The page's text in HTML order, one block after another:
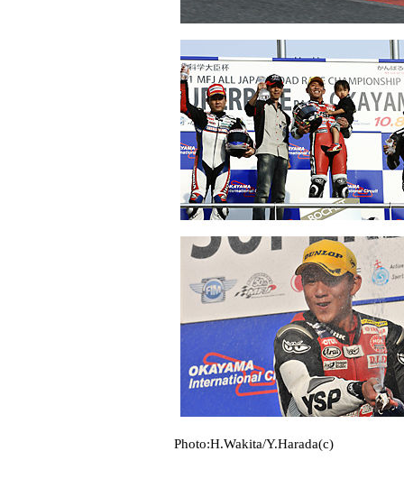
Photo:H.Wakita/Y.Harada(c)